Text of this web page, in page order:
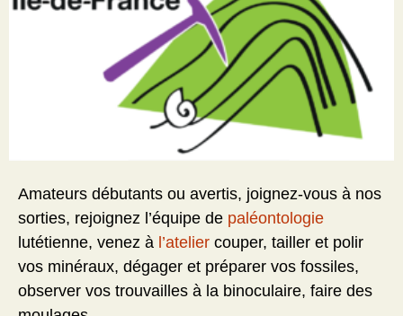
Amateurs débutants ou avertis, joignez-vous à nos
sorties, rejoignez l’équipe de paléontologie
lutétienne, venez à l’atelier couper, tailler et polir
vos minéraux, dégager et préparer vos fossiles,
observer vos trouvailles à la binoculaire, faire des